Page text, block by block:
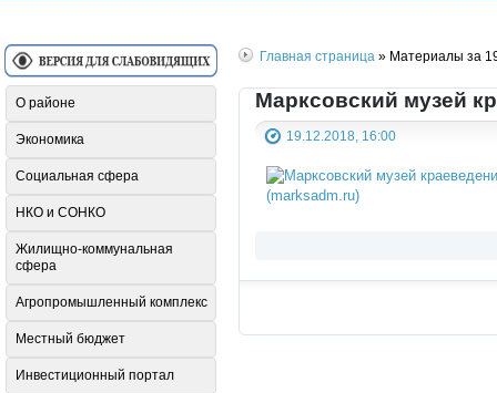
Главная страница » Материалы за
Марксовский музей
19.12.2018, 16:00
О районе
Экономика
Социальная сфера
НКО и СОНКО
Жилищно-коммунальная
сфера
Агропромышленный комплекс
Местный бюджет
Инвестиционный портал